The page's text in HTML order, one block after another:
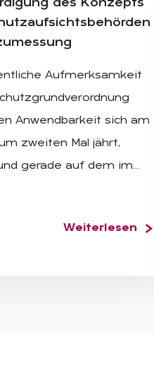
des Kon­zepts
Aufmerksamkeit
Anwendbarkeit sich am
zweiten Mal jährt,
gerade auf dem im…
Weiterlesen